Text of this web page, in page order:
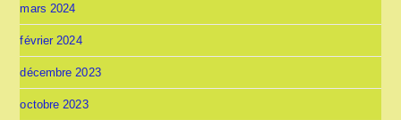
mars 2024
février 2024
décembre 2023
octobre 2023